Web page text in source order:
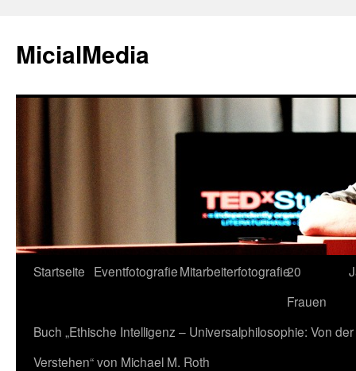
MicialMedia
Zum
springen
Startseite EventfotografieMitarbeiterfotografie20
Frauen
Buch „Ethische Intelligenz – Universalphilosophie: Von
Verstehen“ von Michael M. Roth